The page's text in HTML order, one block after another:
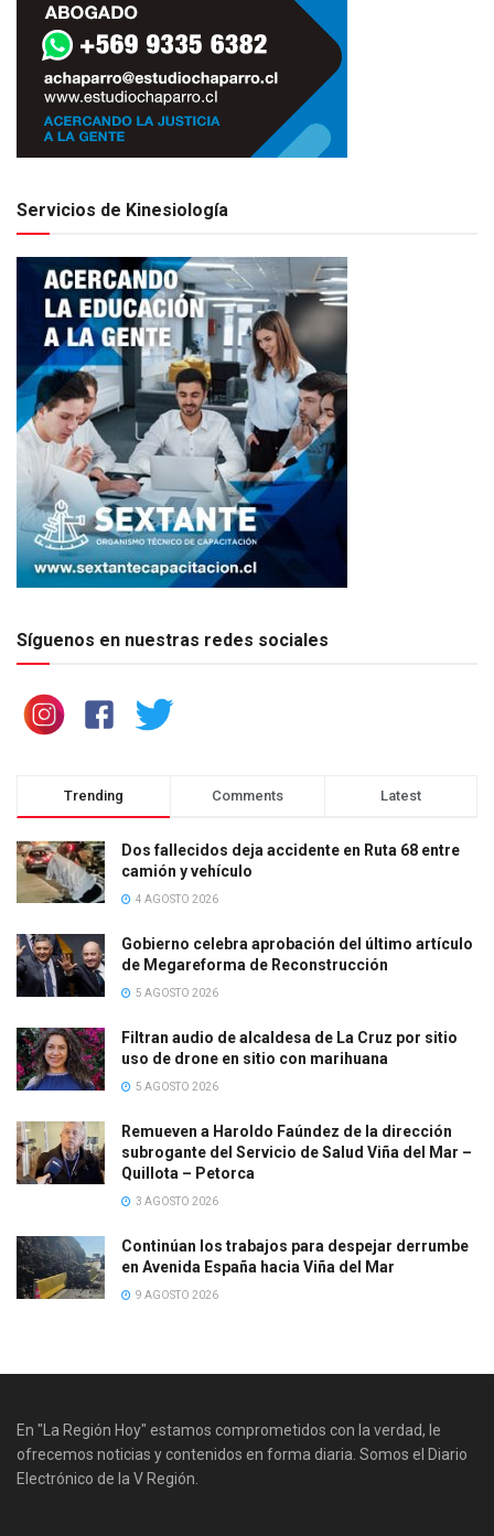
Servicios de Kinesiología
Síguenos en nuestras redes sociales
Trending Comments Latest
Dos fallecidos deja accidente en Ruta 68 entre
camión y vehículo
4 AGOSTO 2026
Gobierno celebra aprobación del último artículo
de Megareforma de Reconstrucción
5 AGOSTO 2026
Filtran audio de alcaldesa de La Cruz por sitio
uso de drone en sitio con marihuana
5 AGOSTO 2026
Remueven a Haroldo Faúndez de la dirección
subrogante del Servicio de Salud Viña del Mar –
Quillota – Petorca
3 AGOSTO 2026
Continúan los trabajos para despejar derrumbe
en Avenida España hacia Viña del Mar
9 AGOSTO 2026
En "La Región Hoy" estamos comprometidos con la verdad, le
ofrecemos noticias y contenidos en forma diaria. Somos el Diario
Electrónico de la V Región.